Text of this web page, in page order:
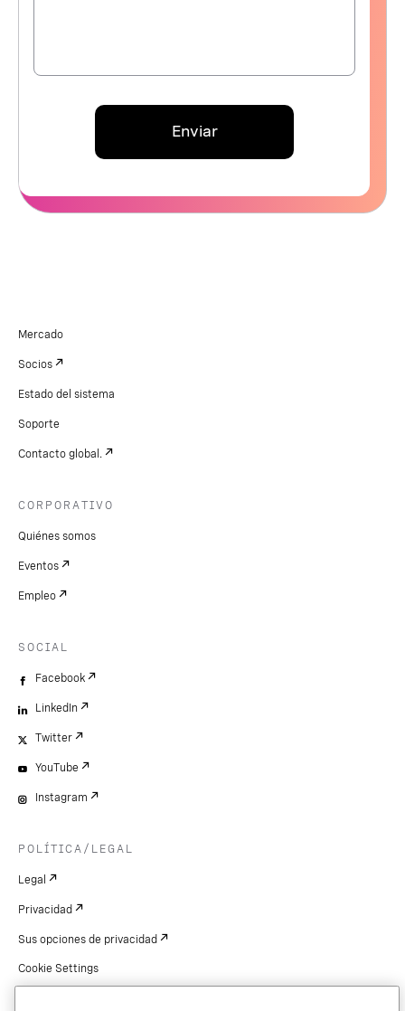
Enviar
Mercado
Socios
Estado del sistema
Soporte
Contacto global.
CORPORATIVO
Quiénes somos
Eventos
Empleo
SOCIAL
Facebook
LinkedIn
Twitter
YouTube
Instagram
POLÍTICA/LEGAL
Legal
Privacidad
Sus opciones de privacidad
Cookie Settings